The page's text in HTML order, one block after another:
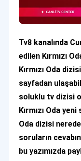
Tv8 kanalında
edilen Kırmızı
Kırmızı Oda
sayfadan
soluklu tv dizisi
Kırmızı Oda
Oda dizisi
soruların
bu yazımızda